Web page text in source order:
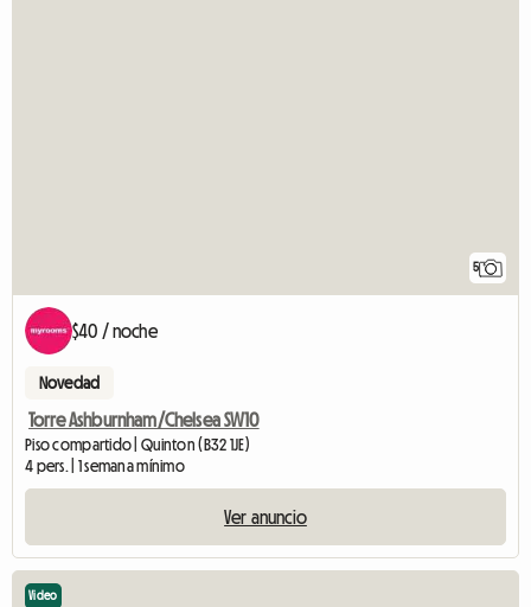
5
$40 / noche
Novedad
Torre Ashburnham/Chelsea SW10
Piso compartido | Quinton (B32 1JE)
4 pers. | 1 semana mínimo
Ver anuncio
Video